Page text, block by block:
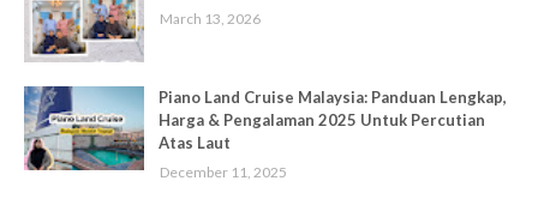
March 13, 2026
Piano Land Cruise Malaysia: Panduan Lengkap,
Harga & Pengalaman 2025 Untuk Percutian
Atas Laut
December 11, 2025